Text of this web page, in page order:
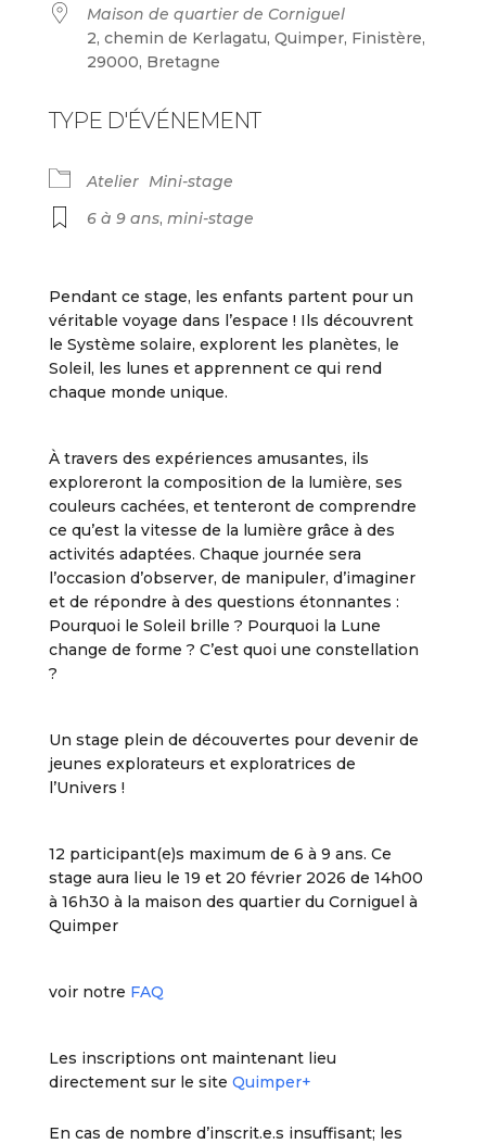
Maison de quartier de Corniguel
2, chemin de Kerlagatu, Quimper, Finistère,
29000, Bretagne
TYPE D'ÉVÉNEMENT
Atelier Mini-stage
6 à 9 ans, mini-stage
Pendant ce stage, les enfants partent pour un
véritable voyage dans l’espace ! Ils découvrent
le Système solaire, explorent les planètes, le
Soleil, les lunes et apprennent ce qui rend
chaque monde unique.
À travers des expériences amusantes, ils
exploreront la composition de la lumière, ses
couleurs cachées, et tenteront de comprendre
ce qu’est la vitesse de la lumière grâce à des
activités adaptées. Chaque journée sera
l’occasion d’observer, de manipuler, d’imaginer
et de répondre à des questions étonnantes :
Pourquoi le Soleil brille ? Pourquoi la Lune
change de forme ? C’est quoi une constellation
?
Un stage plein de découvertes pour devenir de
jeunes explorateurs et exploratrices de
l’Univers !
12 participant(e)s maximum de 6 à 9 ans. Ce
stage aura lieu le 19 et 20 février 2026 de 14h00
à 16h30 à la maison des quartier du Corniguel à
Quimper
voir notre FAQ
Les inscriptions ont maintenant lieu
directement sur le site Quimper+
En cas de nombre d’inscrit.e.s insuffisant; les